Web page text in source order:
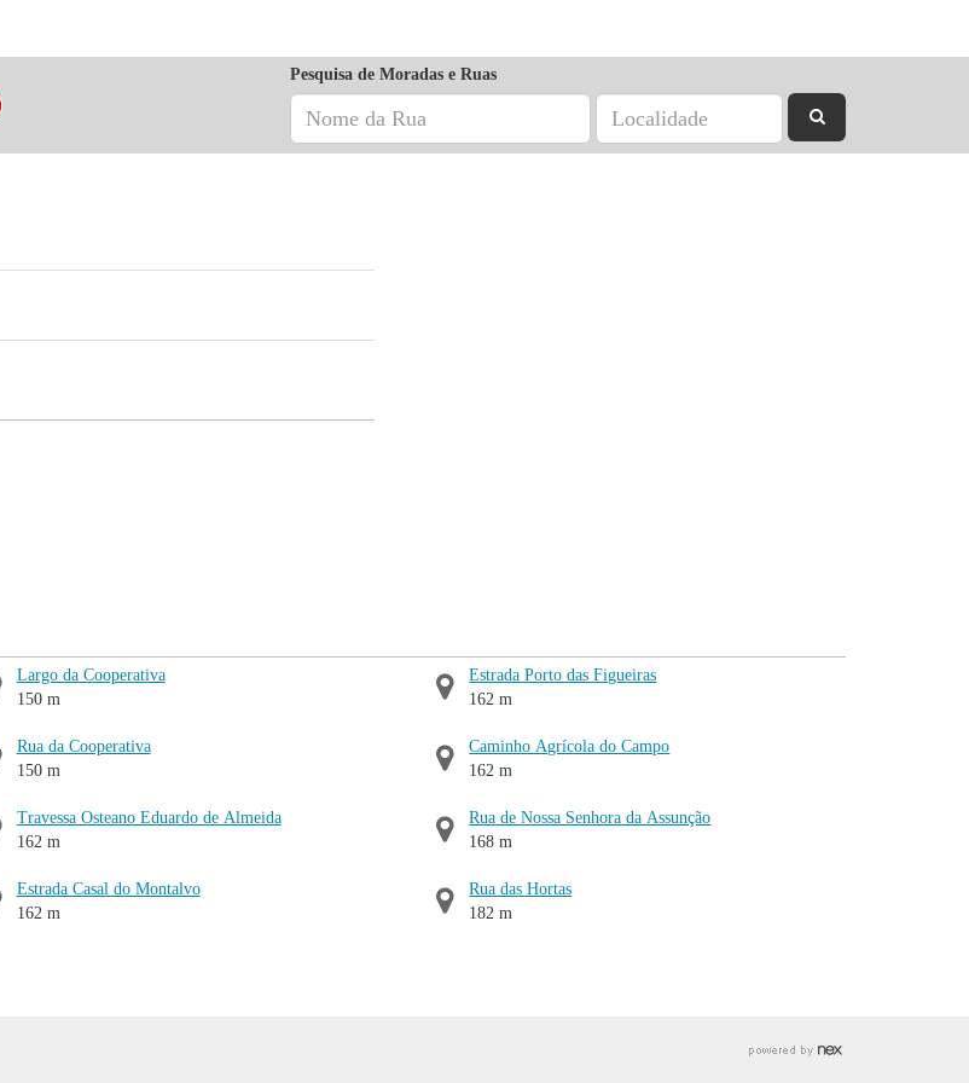
Pesquisa de Moradas e Ruas
Largo da Cooperativa
150 m
Rua da Cooperativa
150 m
Travessa Osteano Eduardo de Almeida
162 m
Estrada Casal do Montalvo
162 m
Estrada Porto das Figueiras
162 m
Caminho Agrícola do Campo
162 m
Rua de Nossa Senhora da Assunção
168 m
Rua das Hortas
182 m